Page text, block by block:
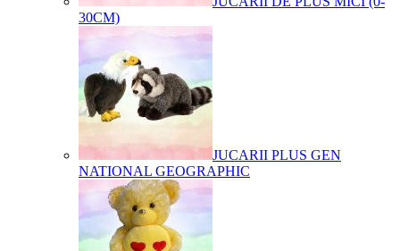
30CM)
JUCARII PLUS GEN
NATIONAL GEOGRAPHIC